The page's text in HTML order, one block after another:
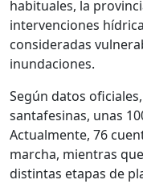
habituales, la
intervenciones
consideradas
inundaciones.
Según datos
santafesinas, unas
Actualmente, 76
marcha, mientras
distintas etapas de